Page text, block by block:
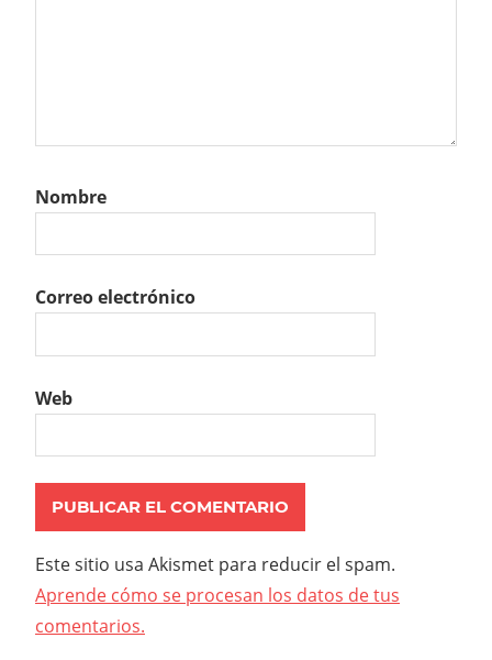
Nombre
Correo electrónico
Web
Este sitio usa Akismet para reducir el spam.
Aprende cómo se procesan los datos de tus
comentarios.